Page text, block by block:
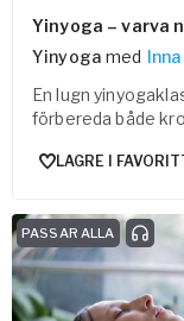
Yinyoga – varva
Yinyoga med
En lugn
förbereda både
LAGRE I
PASSAR ALLA